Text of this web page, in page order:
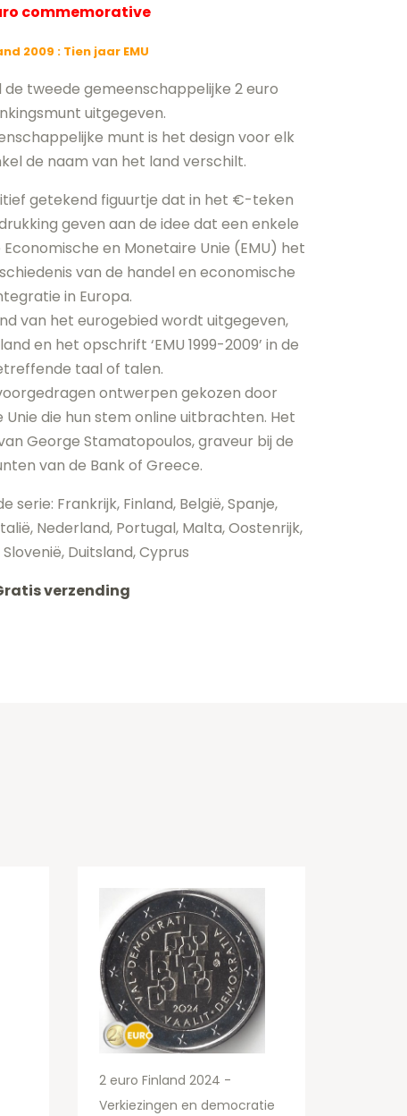
commemorative
2009 : Tien jaar EMU
de tweede gemeenschappelijke 2 euro
uitgegeven.
munt is het design voor elk
de naam van het land verschilt.
getekend figuurtje dat in het €-teken
geven aan de idee dat een enkele
en Monetaire Unie (EMU) het
van de handel en economische
in Europa.
van het eurogebied wordt uitgegeven,
en het opschrift ‘EMU 1999-2009’ in de
taal of talen.
ontwerpen gekozen door
Unie die hun stem online uitbrachten. Het
George Stamatopoulos, graveur bij de
van de Bank of Greece.
serie: Frankrijk, Finland, België, Spanje,
Nederland, Portugal, Malta, Oostenrijk,
Slovenië, Duitsland, Cyprus
verzending
2 euro Finland 2024 -
Verkiezingen en democratie